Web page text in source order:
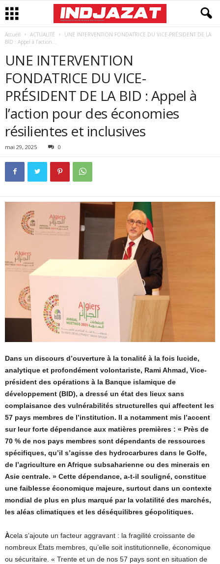
Accueil ACTUALITÉ
UNE INTERVENTION FONDATRICE DU VICE-PRÉSIDENT DE LA
BID : Appel à l’action...
UNE INTERVENTION
FONDATRICE DU VICE-
PRÉSIDENT DE LA BID : Appel à
l’action pour des économies
résilientes et inclusives
mai 29, 2025 0
Dans un discours d’ouverture à la tonalité à la fois lucide,
analytique et profondément volontariste, Rami Ahmad, Vice-
président des opérations à la Banque islamique de
développement (BID), a dressé un état des lieux sans
complaisance des vulnérabilités structurelles qui affectent les
57 pays membres de l’institution. Il a notamment mis l’accent
sur leur forte dépendance aux matières premières : « Près de
70 % de nos pays membres sont dépendants de ressources
spécifiques, qu’il s’agisse des hydrocarbures dans le Golfe,
de l’agriculture en Afrique subsaharienne ou des minerais en
Asie centrale. » Cette dépendance, a-t-il souligné, constitue
une faiblesse économique majeure, surtout dans un contexte
mondial de plus en plus marqué par la volatilité des marchés,
les aléas climatiques et les déséquilibres géopolitiques.
Àcela s’ajoute un facteur aggravant : la fragilité croissante de
nombreux États membres, qu’elle soit institutionnelle, économique
ou sécuritaire. « Trente et un de nos 57 pays sont en situation de